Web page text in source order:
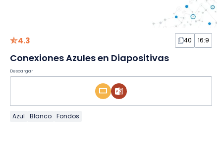
4.3 40 16:9
Conexiones Azules en Diapositivas
Descargar
Azul Blanco Fondos